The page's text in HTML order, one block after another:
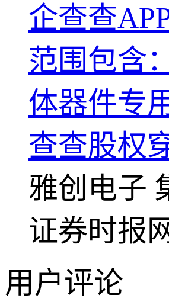
企查查
范围包含
体器件专
查查股权
雅创电子
证券时报
用户评论